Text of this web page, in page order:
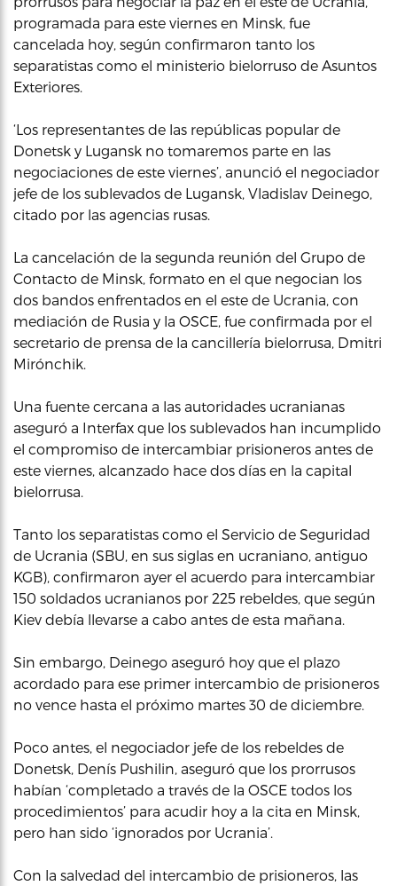
programada para este viernes en Minsk, fue
cancelada hoy, según confirmaron tanto los
separatistas como el ministerio bielorruso de Asuntos
Exteriores.
‘Los representantes de las repúblicas popular de
Donetsk y Lugansk no tomaremos parte en las
negociaciones de este viernes’, anunció el negociador
jefe de los sublevados de Lugansk, Vladislav Deinego,
citado por las agencias rusas.
La cancelación de la segunda reunión del Grupo de
Contacto de Minsk, formato en el que negocian los
dos bandos enfrentados en el este de Ucrania, con
mediación de Rusia y la OSCE, fue confirmada por el
secretario de prensa de la cancillería bielorrusa, Dmitri
Mirónchik.
Una fuente cercana a las autoridades ucranianas
aseguró a Interfax que los sublevados han incumplido
el compromiso de intercambiar prisioneros antes de
este viernes, alcanzado hace dos días en la capital
bielorrusa.
Tanto los separatistas como el Servicio de Seguridad
de Ucrania (SBU, en sus siglas en ucraniano, antiguo
KGB), confirmaron ayer el acuerdo para intercambiar
150 soldados ucranianos por 225 rebeldes, que según
Kiev debía llevarse a cabo antes de esta mañana.
Sin embargo, Deinego aseguró hoy que el plazo
acordado para ese primer intercambio de prisioneros
no vence hasta el próximo martes 30 de diciembre.
Poco antes, el negociador jefe de los rebeldes de
Donetsk, Denís Pushilin, aseguró que los prorrusos
habían ‘completado a través de la OSCE todos los
procedimientos’ para acudir hoy a la cita en Minsk,
pero han sido ‘ignorados por Ucrania’.
Con la salvedad del intercambio de prisioneros, las